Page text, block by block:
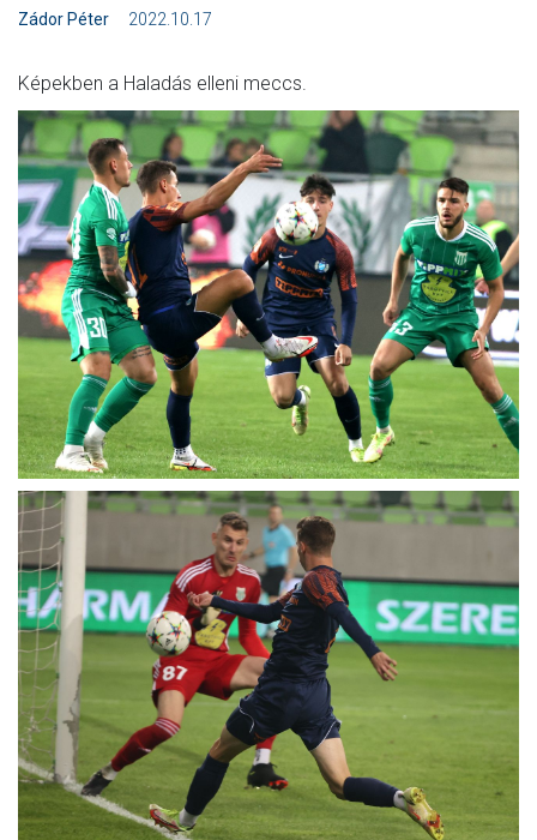
MÉRKŐZÉSEK
KLUB
GALÉRIA
SZURKOLÓI ÉLMÉNYEK
AKKREDITÁCIÓ
Zádor Péter 2022.10.17
Képekben a Haladás elleni meccs.